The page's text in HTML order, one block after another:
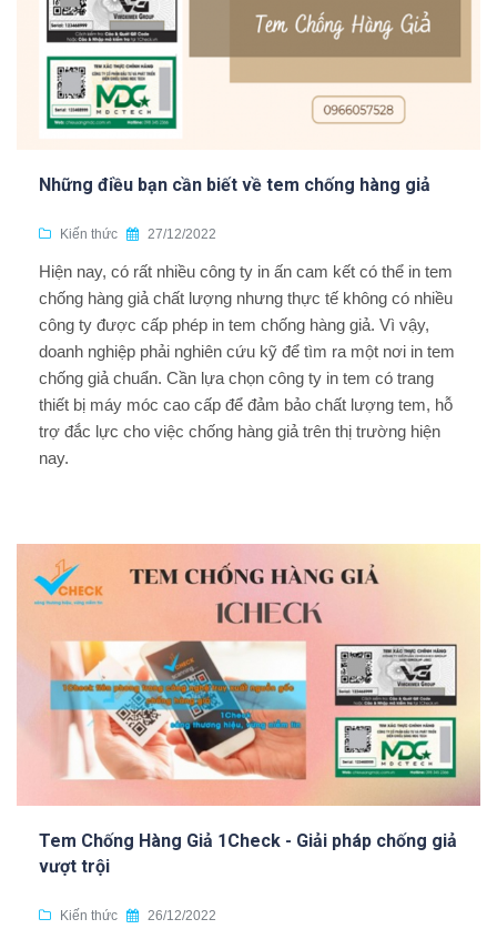
Những điều bạn cần biết về tem chống hàng giả
Kiến thức 27/12/2022
Hiện nay, có rất nhiều công ty in ấn cam kết có thể in tem
chống hàng giả chất lượng nhưng thực tế không có nhiều
công ty được cấp phép in tem chống hàng giả. Vì vậy,
doanh nghiệp phải nghiên cứu kỹ để tìm ra một nơi in tem
chống giả chuẩn. Cần lựa chọn công ty in tem có trang
thiết bị máy móc cao cấp để đảm bảo chất lượng tem, hỗ
trợ đắc lực cho việc chống hàng giả trên thị trường hiện
nay.
Tem Chống Hàng Giả 1Check - Giải pháp chống giả
vượt trội
Kiến thức 26/12/2022